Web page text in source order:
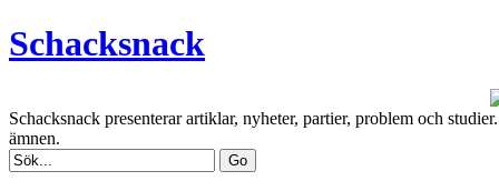
Schacksnack
Schacksnack presenterar artiklar, nyheter, partier, problem och
ämnen.